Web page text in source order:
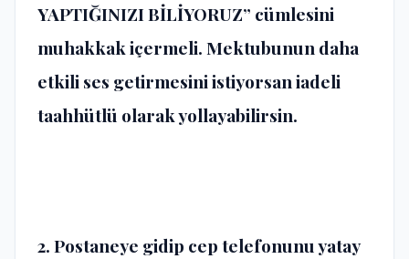
YAPTIĞINIZI BİLİYORUZ” cümlesini
muhakkak içermeli. Mektubunun daha
etkili ses getirmesini istiyorsan iadeli
taahhütlü olarak yollayabilirsin.
2. Postaneye gidip cep telefonunu yatay